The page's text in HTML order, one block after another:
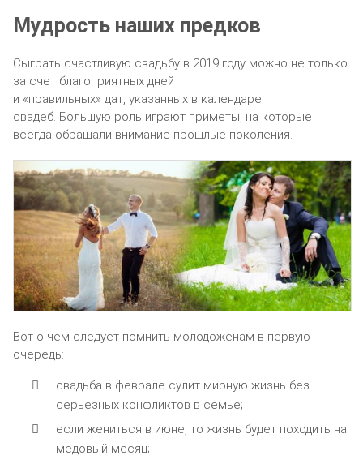
Мудрость наших предков
Сыграть счастливую свадьбу в 2019 году можно не только
за счет благоприятных дней
и «правильных» дат, указанных в календаре
свадеб. Большую роль играют приметы, на которые
всегда обращали внимание прошлые поколения.
Вот о чем следует помнить молодоженам в первую
очередь:
свадьба в феврале сулит мирную жизнь без
серьезных конфликтов в семье;
если жениться в июне, то жизнь будет походить на
медовый месяц;